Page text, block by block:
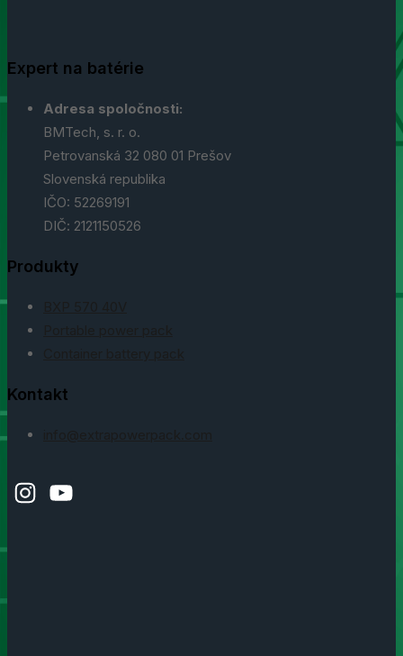
Expert na batérie
Adresa spoločnosti:
BMTech, s. r. o.
Petrovanská 32 080 01 Prešov
Slovenská republika
IČO: 52269191
DIČ: 2121150526
Produkty
Kontakt
Instagram
YouTube